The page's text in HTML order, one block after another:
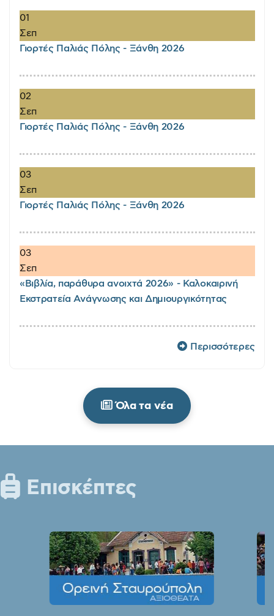
01
Σεπ
Γιορτές Παλιάς Πόλης - Ξάνθη 2026
02
Σεπ
Γιορτές Παλιάς Πόλης - Ξάνθη 2026
03
Σεπ
Γιορτές Παλιάς Πόλης - Ξάνθη 2026
03
Σεπ
«Βιβλία, παράθυρα ανοιχτά 2026» - Καλοκαιρινή
Εκστρατεία Ανάγνωσης και Δημιουργικότητας
Περισσότερες
Όλα τα νέα
Επισκέπτες